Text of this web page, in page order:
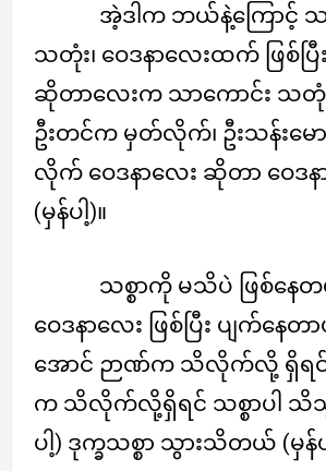
အဲ့ဒါက ဘယ်နဲ့ကြောင့် သ
သတုံး၊ ဝေဒနာလေးထက် ဖြစ်ပြီ
ဆိုတာလေးက သာကောင်း သတုံး
ဦးတင်က မှတ်လိုက်၊ ဦးသန်းမ
လိုက် ဝေဒနာလေး ဆိုတာ ဝေဒ
(မှန်ပါ့)။
သစ္စာကို မသိပဲ ဖြစ်နေတ
ဝေဒနာလေး ဖြစ်ပြီး ပျက်နေ
အောင် ဉာဏ်က သိလိုက်လို့ ရှိရင်
က သိလိုက်လို့ရှိရင် သစ္စာပါ သိ
ပါ့) ဒုက္ခသစ္စာ သွားသိတယ် (မှန်ပ